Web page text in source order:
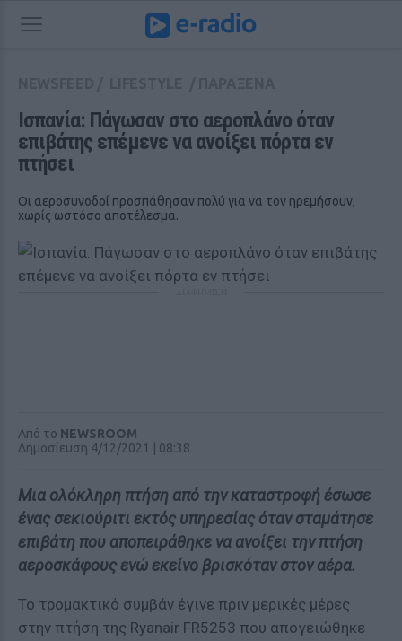
Ισπανία: Πάγωσαν στο αεροπλάνο όταν
επιβάτης επέμενε να ανοίξει πόρτα εν
πτήσει
Οι αεροσυνοδοί προσπάθησαν πολύ για να τον ηρεμήσουν,
χωρίς ωστόσο αποτέλεσμα.
Από το NEWSROOM
Δημοσίευση 4/12/2021 | 08:38
Μια ολόκληρη πτήση από την καταστροφή έσωσε
ένας σεκιούριτι εκτός υπηρεσίας όταν σταμάτησε
επιβάτη που αποπειράθηκε να ανοίξει την πτήση
αεροσκάφους ενώ εκείνο βρισκόταν στον αέρα.
Το τρομακτικό συμβάν έγινε πριν μερικές μέρες
στην πτήση της Ryanair FR5253 που απογειώθηκε